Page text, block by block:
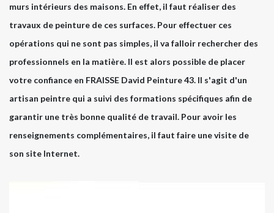
murs intérieurs des maisons. En effet, il faut réaliser des
travaux de peinture de ces surfaces. Pour effectuer ces
opérations qui ne sont pas simples, il va falloir rechercher des
professionnels en la matière. Il est alors possible de placer
votre confiance en FRAISSE David Peinture 43. Il s'agit d'un
artisan peintre qui a suivi des formations spécifiques afin de
garantir une très bonne qualité de travail. Pour avoir les
renseignements complémentaires, il faut faire une visite de
son site Internet.